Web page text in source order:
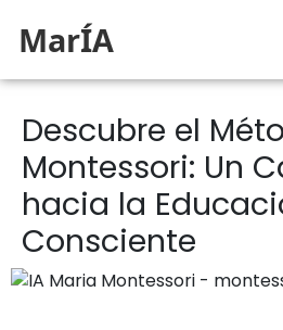
MarÍA
Descubre el
Montessori: Un
hacia la
Consciente